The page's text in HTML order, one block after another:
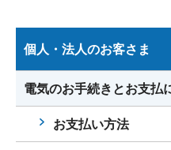
個人・法人のお客さま
電気のお手続きとお支払
お支払い方法